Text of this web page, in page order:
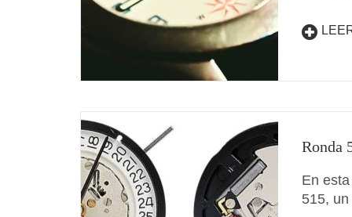
Ronda
En
515,